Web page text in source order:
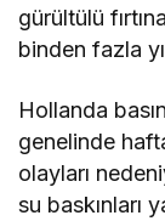
gürültülü
binden fazla
Hollanda
genelinde
olayları
su baskınları